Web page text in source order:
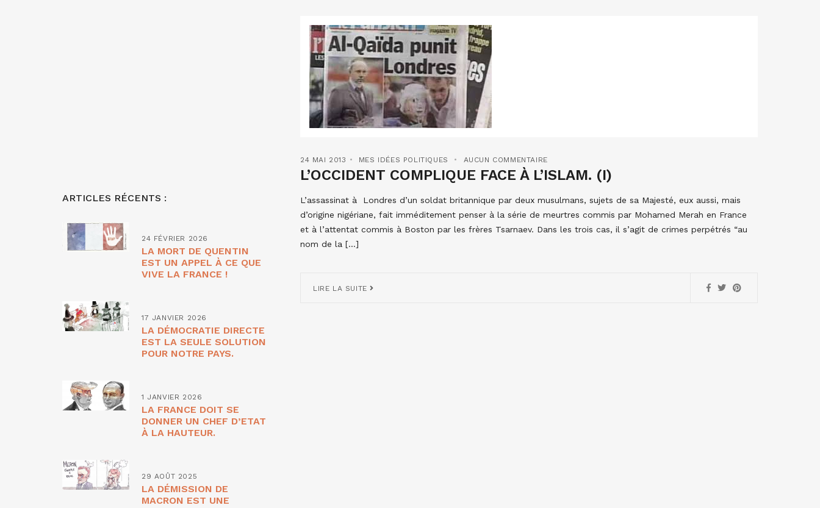
24 MAI 2013 MES IDÉES POLITIQUES AUCUN COMMENTAIRE
L’OCCIDENT COMPLIQUE FACE À L’ISLAM. (I)
L’assassinat à Londres d’un soldat britannique par deux musulmans, sujets de sa Majesté, eux aussi, mais
d’origine nigériane, fait imméditement penser à la série de meurtres commis par Mohamed Merah en France
et à l’attentat commis à Boston par les frères Tsarnaev. Dans les trois cas, il s’agit de crimes perpétrés “au
nom de la […]
LIRE LA SUITE
ARTICLES RÉCENTS :
24 FÉVRIER 2026
LA MORT DE QUENTIN
EST UN APPEL À CE QUE
VIVE LA FRANCE !
17 JANVIER 2026
LA DÉMOCRATIE DIRECTE
EST LA SEULE SOLUTION
POUR NOTRE PAYS.
1 JANVIER 2026
LA FRANCE DOIT SE
DONNER UN CHEF D’ETAT
À LA HAUTEUR.
29 AOÛT 2025
LA DÉMISSION DE
MACRON EST UNE